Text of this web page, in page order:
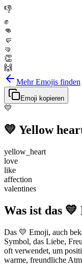
👎
✊
👊
🤛
🤜
👏
🙌
Mehr Emojis finden
Emoji kopieren
💛
💛 Yellow
yellow_heart
love
like
affection
valentines
Was ist das
Das 💛 Emoji, auch
Symbol, das Liebe,
oft verwendet, um
warme, freundliche